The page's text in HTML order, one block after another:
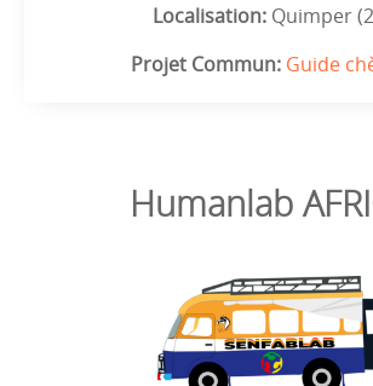
Localisation: Quimper
Projet Commun: Guide
Humanlab